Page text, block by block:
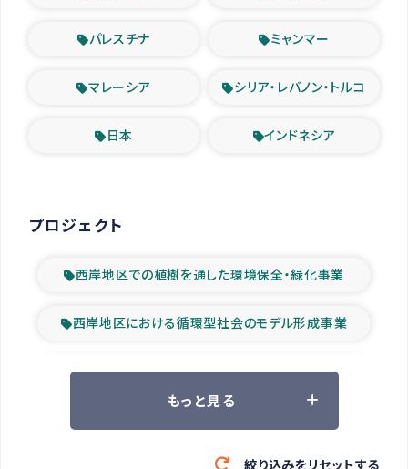
パレスチナ ミャンマー
マレーシア シリア・レバノン・トルコ
日本 インドネシア
プロジェクト
西岸地区での植樹を通した環境保全・緑化事業
西岸地区における循環型社会のモデル形成事業
ツアー参加者の声
もっと見る
絞り込みをリセットする